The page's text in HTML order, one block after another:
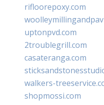
rifloorepoxy.com
uptonpvd.com
2troublegrill.com
casateranga.com
walkers-
shopmossi.com